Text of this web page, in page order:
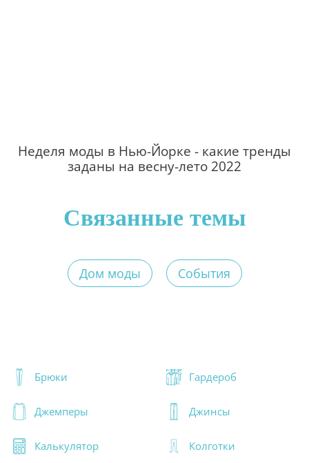
Неделя моды в Нью-Йорке - какие тренды
заданы на весну-лето 2022
Связанные темы
Дом моды События
Брюки Гардероб
Джемперы Джинсы
Калькулятор Колготки